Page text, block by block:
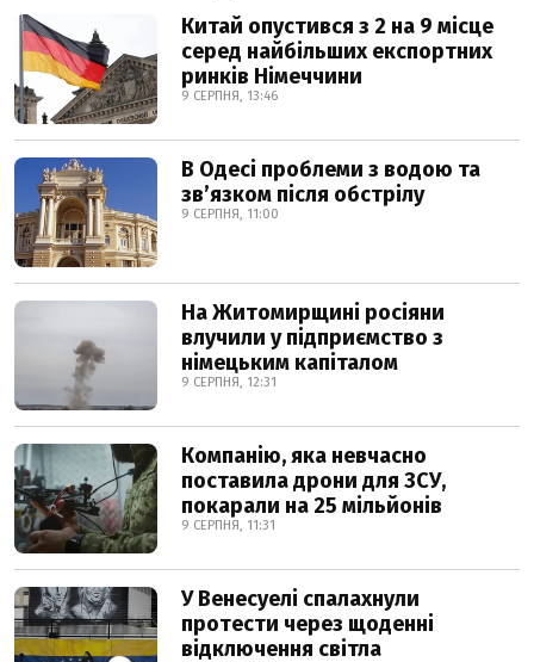
Китай опустився з 2 на 9 місце
серед найбільших експортних
ринків Німеччини
9 СЕРПНЯ, 13:46
В Одесі проблеми з водою та
звʼязком після обстрілу
9 СЕРПНЯ, 11:00
На Житомирщині росіяни
влучили у підприємство з
німецьким капіталом
9 СЕРПНЯ, 12:31
Компанію, яка невчасно
поставила дрони для ЗСУ,
покарали на 25 мільйонів
9 СЕРПНЯ, 11:31
У Венесуелі спалахнули
протести через щоденні
відключення світла